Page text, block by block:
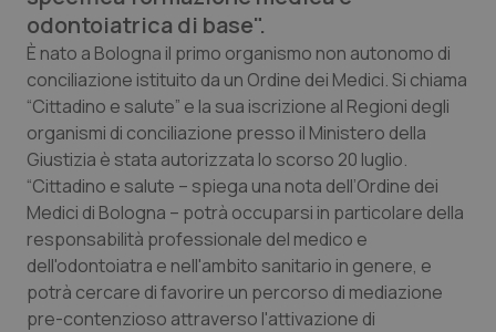
Abruzzo
Basilicata
Calabria
Campania
Emilia-Romagna
Friuli Venezia Giulia
QS Pro Gold
Artrite & artrosi
Asma & BPCO
Car-T
Colesterolo & coronaropatie
Dermatite Atopica
QS Club Newsletter
odontoiatrica di base".
È nato a Bologna il primo organismo non autonomo di
conciliazione istituito da un Ordine dei Medici. Si chiama
“Cittadino e salute” e la sua iscrizione al Regioni degli
organismi di conciliazione presso il Ministero della
Giustizia è stata autorizzata lo scorso 20 luglio.
“Cittadino e salute – spiega una nota dell’Ordine dei
Medici di Bologna – potrà occuparsi in particolare della
responsabilità professionale del medico e
dell'odontoiatra e nell'ambito sanitario in genere, e
potrà cercare di favorire un percorso di mediazione
pre-contenzioso attraverso l'attivazione di